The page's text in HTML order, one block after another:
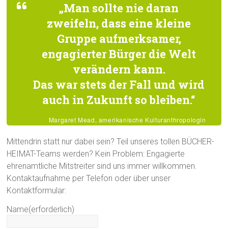
„Man sollte nie daran
zweifeln, dass eine kleine
Gruppe aufmerksamer,
engagierter Bürger die Welt
verändern kann.
Das war stets der Fall und wird
auch in Zukunft so bleiben.“
Margaret Mead, amerikanische Kulturanthropologin
Mittendrin statt nur dabei sein? Teil unseres tollen BÜCHER-
HEIMAT-Teams werden? Kein Problem: Engagierte
ehrenamtliche Mitstreiter sind uns immer willkommen.
Kontaktaufnahme per Telefon oder über unser
Kontaktformular:
Name(erforderlich)